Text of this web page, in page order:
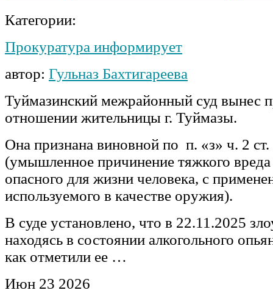
Категории:
Прокуратура информирует
автор: Гульназ Бахтигареева
Туймазинский межрайонный суд вынес
отношении жительницы г. Туймазы.
Она признана виновной по п. «з» ч. 2
(умышленное причинение тяжкого
опасного для жизни человека, с
используемого в качестве оружия).
В суде установлено, что в 22.11.2025
находясь в состоянии алкогольного
как отметили ее …
Июн 23 2026